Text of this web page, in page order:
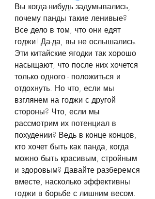
Вы когда-нибудь задумывались,
почему панды такие ленивые?
Все дело в том, что они едят
годжи! Да-да, вы не ослышались.
Эти китайские ягодки так хорошо
насыщают, что после них хочется
только одного - положиться и
отдохнуть. Но что, если мы
взглянем на годжи с другой
стороны? Что, если мы
рассмотрим их потенциал в
похудении? Ведь в конце концов,
кто хочет быть как панда, когда
можно быть красивым, стройным
и здоровым? Давайте разберемся
вместе, насколько эффективны
годжи в борьбе с лишним весом.